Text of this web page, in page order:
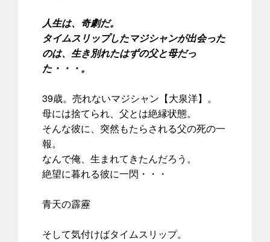
人生は、奇劇だ。
タイムスリップしたマジシャンが出会った
のは、生き別れたはずの父と母だっ
た・・・。
39歳。売れないマジシャン【大泉洋】。
母には捨てられ、父とは絶縁状態。
そんな彼に、突然もたらされる父の死の一
報。
なんで俺、生まれてきたんだろう。
絶望に暮れる彼に一閃・・・
青天の霹靂
そして気付けばタイムスリップ。